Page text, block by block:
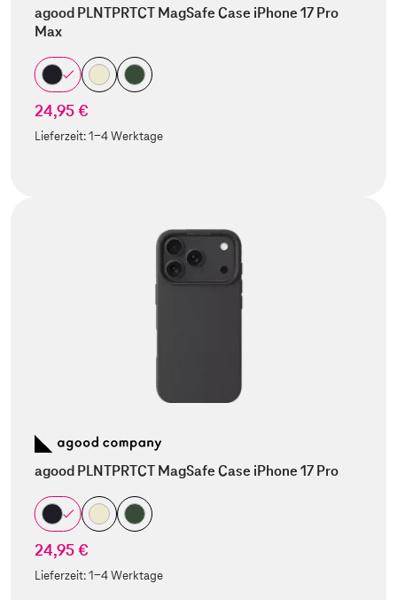
agood PLNTPRTCT MagSafe Case iPhone 17 Pro
Max
24,95 €
Lieferzeit:1-4 Werktage
agood PLNTPRTCT MagSafe Case iPhone 17 Pro
24,95 €
Lieferzeit:1-4 Werktage